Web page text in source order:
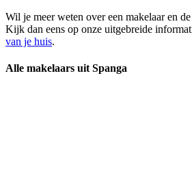
Wil je meer weten over een makelaar en
Kijk dan eens op onze uitgebreide
van je huis.
Alle makelaars uit Spanga